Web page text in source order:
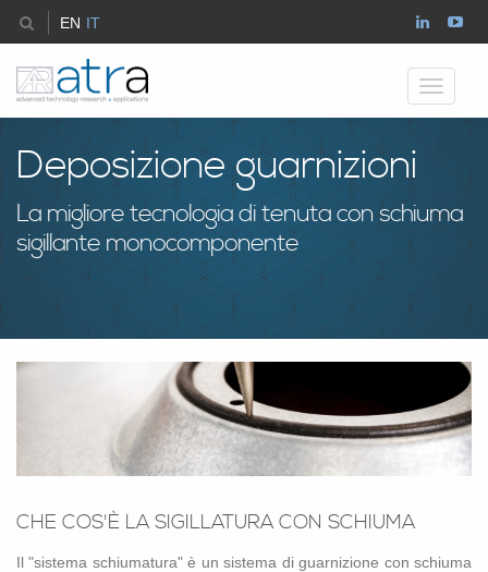
EN IT
Toggle
Deposizione guarnizioni
La migliore tecnologia di tenuta con schiuma
sigillante monocomponente
CHE COS'È LA SI­GIL­LA­TU­RA CON SCHIU­MA
Il "si­ste­ma schiu­ma­tu­ra" è un si­ste­ma di guar­ni­zio­ne con schiu­ma